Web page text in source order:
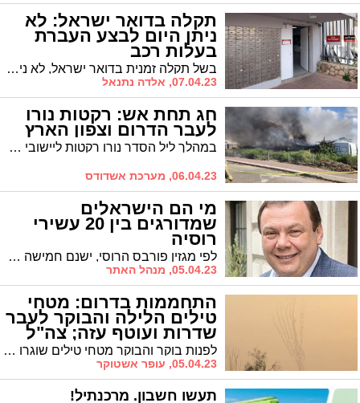
תקלה בדואר ישראל: לא
ניתן היום לבצע העברת
בעלות רכב
בשל תקלה זמנית בדואר ישראל, לא ניתן לשלם רישיונות ואגרות בסניפי דואר ישראל, לרבות ביצוע העברת בעלות. באפשרותכם לבצע מגוון פעולות באופן דיגיטלי באתר משרד התחבורה.
07.04.23, אלדה נתנאל
חג תחת אש: רקטות נורו
לעבר הדרום וצפון הארץ
במהלך ליל הסדר נורו רקטות ליישובי הדרום מרצועת עזה והיום בשעות הצהריים עשרות רקטות נורו על יישובי הצפון מלבנון * בעקבות הירי לצפון שני נפגעים במצב קל * עד כה, בישראל נמנעו מלהגיב למטח הרקטות וככל הנראה ימתינו עד לאחר התכנסות הקבינט הצפויה לשעה 20:30
06.04.23, מערכת אשדודס
מי הם הישראלים
שמדורגים בין 20 עשירי
רוסיה
לפי מגזין פורבס הרוסי, ישנם חמישה מיליארדים בעלי אזרחות ישראלית שהם מדורגים בין 20 העשירים ביותר במדינה. מי הם - מיכאל פרידמן, משה קנטור, מיכאל פרוחורוב, רומן אברמוביץ, גרמן חאן. מה התרומה שלהם לישראל, כיצד צמחו ועוד
05.04.23, מנהל האתר
התחממות בדרום: מטחי
טילים הלילה והבוקר לעבר
שדרות ועוטף עזה; צה"ל
תוקף ברצועה לפנות בוקר והבוקר מטחי טילים שוגרו מהרצועה לעבר שדרות ועוטף עזה * כיפת ברזל יירטה את מרבית הטילים, טיל אחד פגע במפעל ולא היו נפגעים * צה"ל תוקף ברצועה בתגובה ורמת הכוננות בכל הדרום הועלתה
05.04.23, עופר אשטוקר
תעשו חשבון. מרכנתיל!